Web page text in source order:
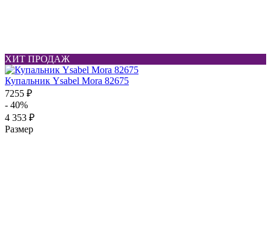
ХИТ ПРОДАЖ
Купальник Ysabel Mora 82675
7255 ₽
- 40%
4 353 ₽
Размер